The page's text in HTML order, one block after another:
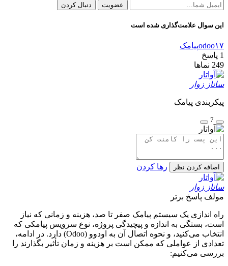
عضویت دنبال کردن
این سوال علامت‌گذاری شده است
odoo۱۷پیامک
1 پاسخ
249 نماها
ساناز زوار
پیکربندی پیامک
7
اضافه کردن نظر رها کردن
ساناز زوار
مولف پاسخ برتر
راه اندازی یک سیستم پیامک صفر تا صد، هزینه و زمانی که نیاز
است، بستگی به اندازه و پیچیدگی پروژه، نوع سرویس پیامکی که
انتخاب می‌کنید، و نحوه اتصال آن به اودوو (Odoo) دارد. در ادامه،
تعدادی از عواملی که ممکن است بر هزینه و زمان تأثیر بگذارند را
بررسی می‌کنیم: